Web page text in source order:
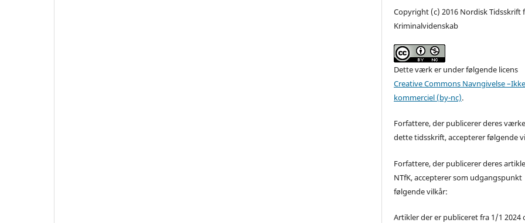
Copyright (c) 2016 Nordisk Tidsskrift
Kriminalvidenskab
Dette værk er under følgende licens
Creative Commons Navngivelse
kommerciel (by-nc).
Forfattere, der publicerer deres
dette tidsskrift, accepterer følgende
Forfattere, der publicerer deres
NTfK, accepterer som udgangspunkt
følgende vilkår:
Artikler der er publiceret fra 1/1 2024